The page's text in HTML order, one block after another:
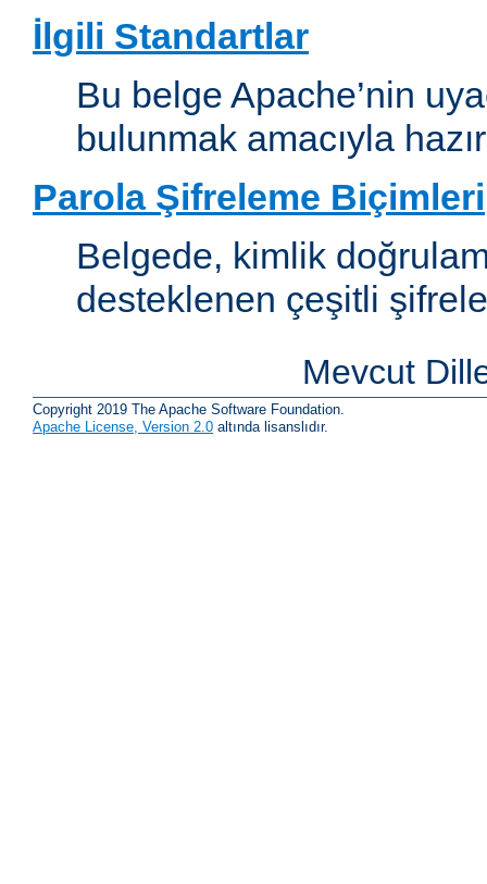
İlgili Standartlar
Bu belge Apache’nin
bulunmak amacıyla
Parola Şifreleme Biçimleri
Belgede, kimlik
desteklenen çeşitli
Mevcut
Copyright 2019 The Apache Software Foundation.
Apache License, Version 2.0 altında lisanslıdır.